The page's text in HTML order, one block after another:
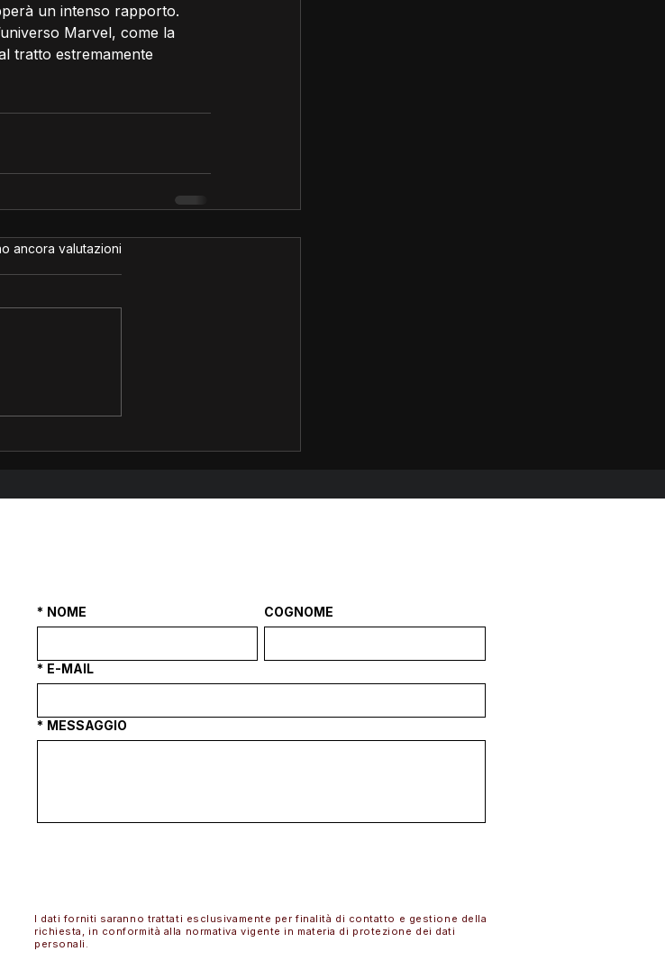
un intenso rapporto.
Marvel, come la
tratto estremamente
ancora valutazioni
* NOME COGNOME
* E-MAIL
* MESSAGGIO
I dati forniti saranno trattati esclusivamente per finalità di contatto e gestione della
richiesta, in conformità alla normativa vigente in materia di protezione dei dati
personali.